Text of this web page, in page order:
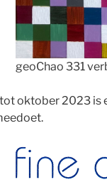
geoChao 331
oktober 2023 is